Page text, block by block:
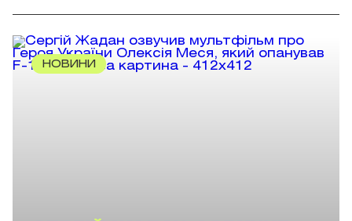
НОВИНИ